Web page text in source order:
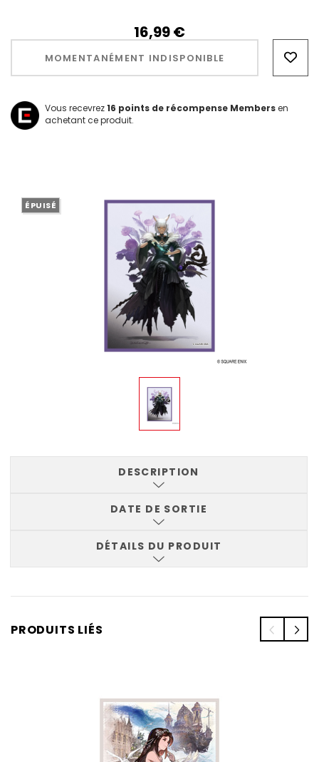
16,99‎ ‎€
MOMENTANÉMENT INDISPONIBLE
Vous recevrez16 points de récompense Membersen
achetant ce produit.
ÉPUISÉ
DESCRIPTION
DATE DE SORTIE
DÉTAILS DU PRODUIT
PRODUITS LIÉS